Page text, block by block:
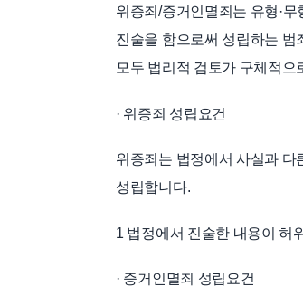
위증죄/증거인멸죄는 유형·
진술을 함으로써 성립하는 범
모두 법리적 검토가 구체적
· 위증죄 성립요건
위증죄는 법정에서 사실과 다
성립합니다.
1 법정에서 진술한 내용이 허
· 증거인멸죄 성립요건